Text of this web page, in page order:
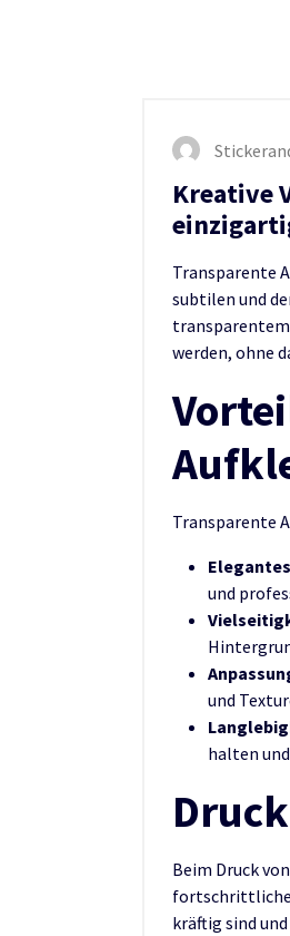
Kreative
Transparente
subtilen und
werden, ohne
Transparente
und
und
halten
Beim Druck
fortschrittliche
kräftig sind